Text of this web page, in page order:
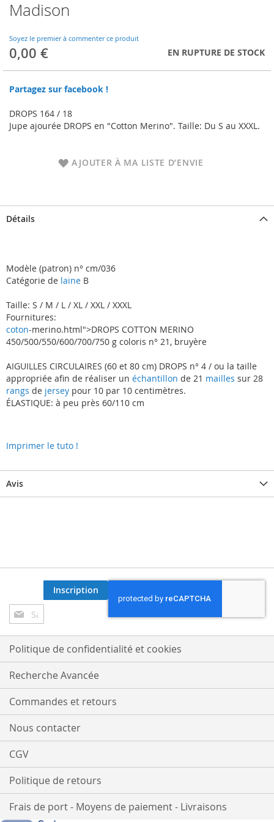
Madison
Soyez le premier à commenter ce produit
0,00 € EN RUPTURE DE STOCK
Partagez sur facebook !
DROPS 164 / 18
Jupe ajourée DROPS en "Cotton Merino". Taille: Du S au XXXL.
AJOUTER À MA LISTE D’ENVIE
Skip
to
beginning
of
the
gallery
Détails
Modèle (patron) n° cm/036
Catégorie de laine B
Taille: S / M / L / XL / XXL / XXXL
Fournitures:
coton-merino.html">DROPS COTTON MERINO
450/500/550/600/700/750 g coloris n° 21, bruyère
AIGUILLES CIRCULAIRES (60 et 80 cm) DROPS n° 4 / ou la taille
appropriée afin de réaliser un échantillon de 21 mailles sur 28
rangs de jersey pour 10 par 10 centimètres.
ÉLASTIQUE: à peu près 60/110 cm
Imprimer le tuto !
Avis
Inscription
à
notre
lettre
d’information
:
Inscription
Politique de confidentialité et cookies
Recherche Avancée
Commandes et retours
Nous contacter
CGV
Politique de retours
Frais de port - Moyens de paiement - Livraisons